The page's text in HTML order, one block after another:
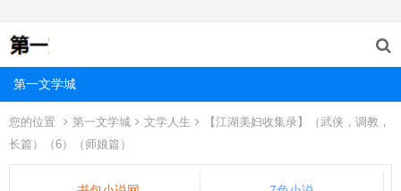
第一文学城
您的位置 第一文学城 文学人生
【江湖美妇收集录】（武侠，调教，
长篇）（6）（师娘篇）